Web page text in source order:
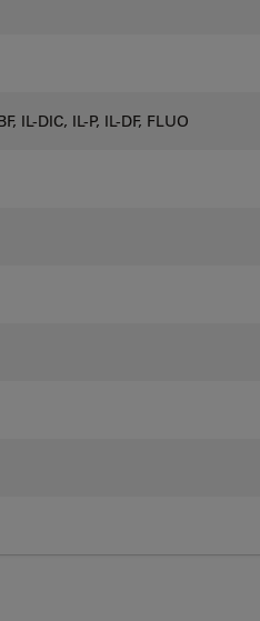
IL-DIC, IL-P, IL-DF, FLUO